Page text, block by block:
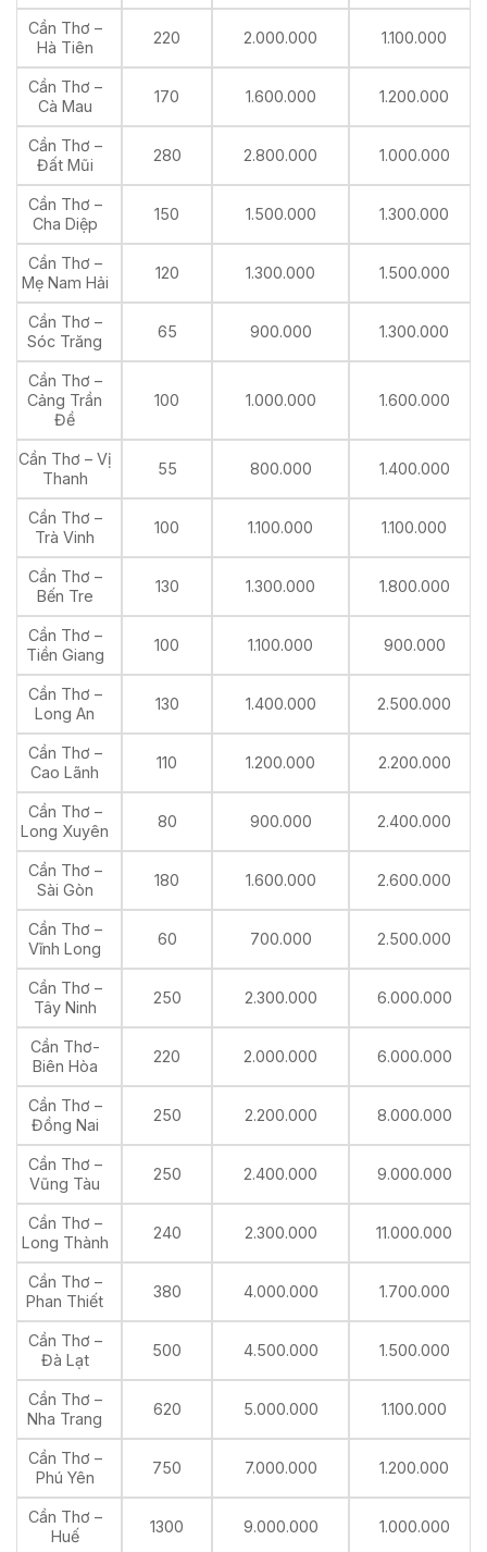
Cần Thơ –
Hà Tiên
220 2.000.000 1.100.000
Cần Thơ –
Cà Mau
170 1.600.000 1.200.000
Cần Thơ –
Đất Mũi
280 2.800.000 1.000.000
Cần Thơ –
Cha Diệp
150 1.500.000 1.300.000
Cần Thơ –
Mẹ Nam Hải
120 1.300.000 1.500.000
Cần Thơ –
Sóc Trăng
65 900.000 1.300.000
Cần Thơ –
Cảng Trần
Đề
100 1.000.000 1.600.000
Cần Thơ – Vị
Thanh
55 800.000 1.400.000
Cần Thơ –
Trà Vinh
100 1.100.000 1.100.000
Cần Thơ –
Bến Tre
130 1.300.000 1.800.000
Cần Thơ –
Tiền Giang
100 1.100.000 900.000
Cần Thơ –
Long An
130 1.400.000 2.500.000
Cần Thơ –
Cao Lãnh
110 1.200.000 2.200.000
Cần Thơ –
Long Xuyên
80 900.000 2.400.000
Cần Thơ –
Sài Gòn
180 1.600.000 2.600.000
Cần Thơ –
Vĩnh Long
60 700.000 2.500.000
Cần Thơ –
Tây Ninh
250 2.300.000 6.000.000
Cần Thơ-
Biên Hòa
220 2.000.000 6.000.000
Cần Thơ –
Đồng Nai
250 2.200.000 8.000.000
Cần Thơ –
Vũng Tàu
250 2.400.000 9.000.000
Cần Thơ –
Long Thành
240 2.300.000 11.000.000
Cần Thơ –
Phan Thiết
380 4.000.000 1.700.000
Cần Thơ –
Đà Lạt
500 4.500.000 1.500.000
Cần Thơ –
Nha Trang
620 5.000.000 1.100.000
Cần Thơ –
Phú Yên
750 7.000.000 1.200.000
Cần Thơ –
Huế
1300 9.000.000 1.000.000